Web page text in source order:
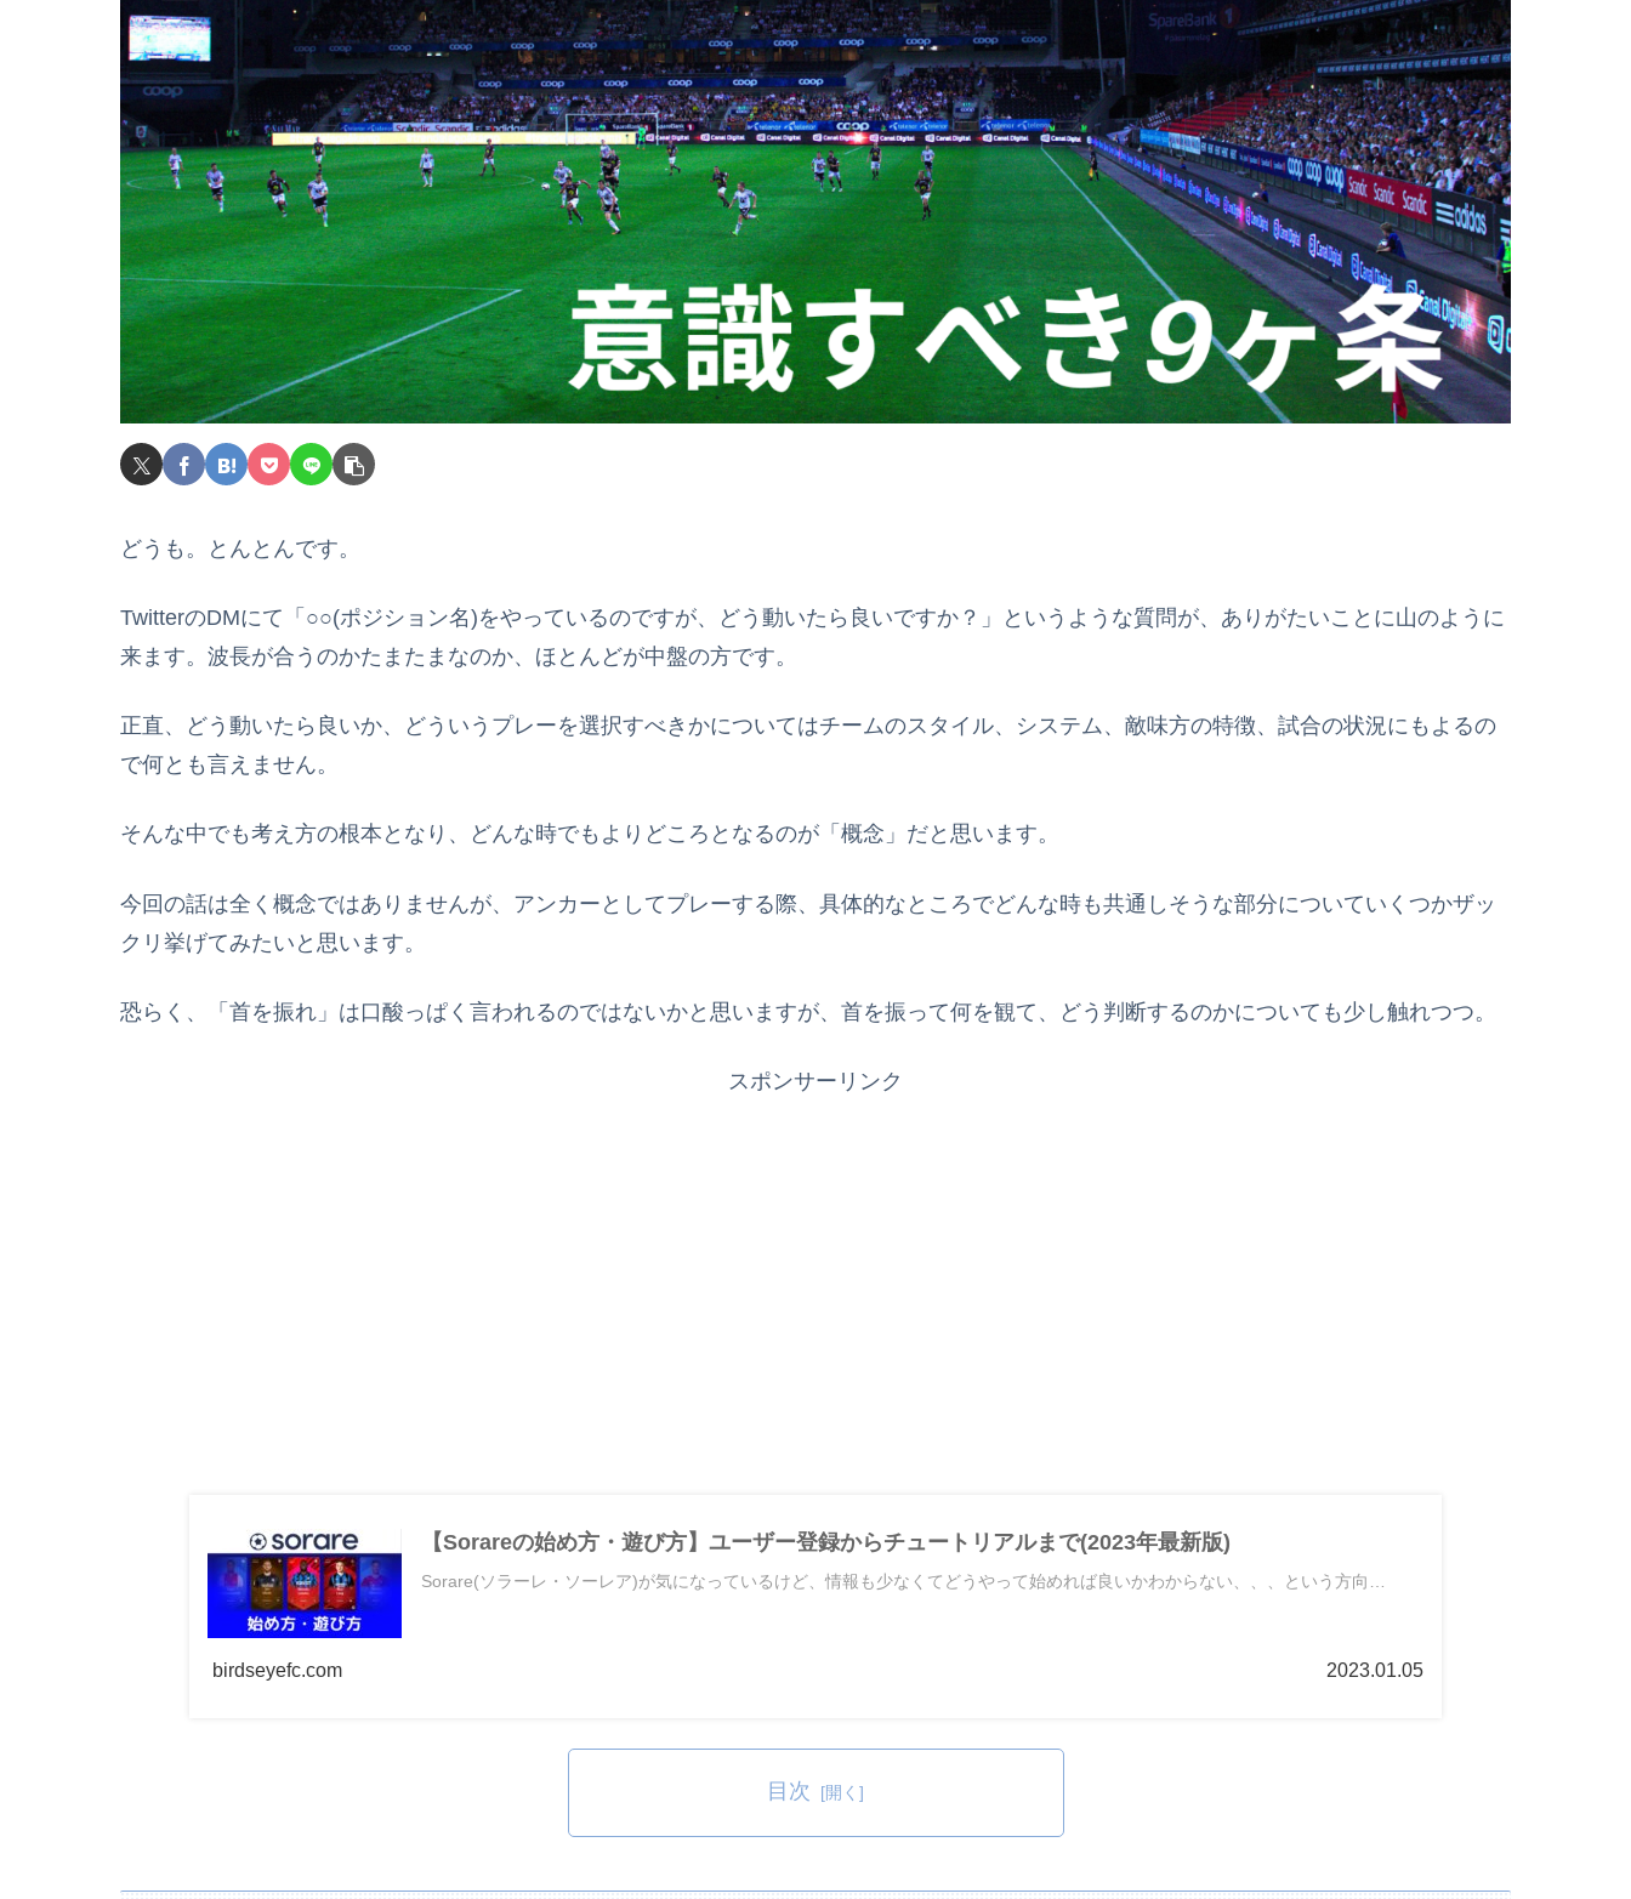
どうも。とんとんです。
TwitterのDMにて「○○(ポジション名)をやっているのですが、どう動いたら良いですか？」というような質問が、ありがたいことに山のように
来ます。波長が合うのかたまたまなのか、ほとんどが中盤の方です。
正直、どう動いたら良いか、どういうプレーを選択すべきかについてはチームのスタイル、システム、敵味方の特徴、試合の状況にもよるの
で何とも言えません。
そんな中でも考え方の根本となり、どんな時でもよりどころとなるのが「概念」だと思います。
今回の話は全く概念ではありませんが、アンカーとしてプレーする際、具体的なところでどんな時も共通しそうな部分についていくつかザッ
クリ挙げてみたいと思います。
恐らく、「首を振れ」は口酸っぱく言われるのではないかと思いますが、首を振って何を観て、どう判断するのかについても少し触れつつ。
スポンサーリンク
【Sorareの始め方・遊び方】ユーザー登録からチュートリアルまで(2023年最新版)
Sorare(ソラーレ・ソーレア)が気になっているけど、情報も少なくてどうやって始めれば良いかわからない、、、という方向…
birdseyefc.com 2023.01.05
目次